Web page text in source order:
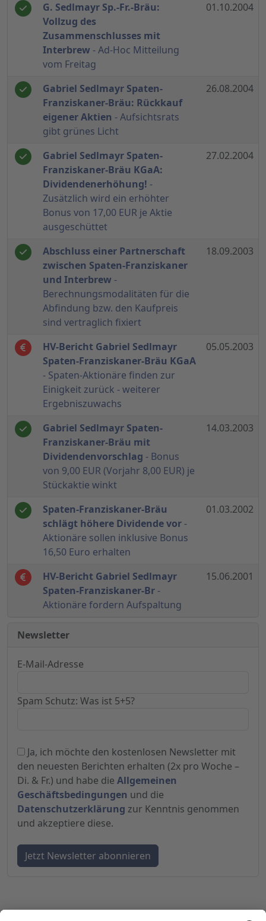
G. Sedlmayr Sp.-Fr.-Bräu:
Vollzug des
Zusammenschlusses mit
Interbrew- Ad-Hoc Mitteilung
vom Freitag
01.10.2004
Gabriel Sedlmayr Spaten-
Franziskaner-Bräu: Rückkauf
eigener Aktien - Aufsichtsrats
gibt grünes Licht
26.08.2004
Gabriel Sedlmayr Spaten-
Franziskaner-Bräu KGaA:
Dividendenerhöhung! -
Zusätzlich wird ein erhöhter
Bonus von 17,00 EUR je Aktie
ausgeschüttet
27.02.2004
Abschluss einer Partnerschaft
zwischen Spaten-Franziskaner
und Interbrew -
Berechnungsmodalitäten für die
Abfindung bzw. den Kaufpreis
sind vertraglich fixiert
18.09.2003
HV-Bericht Gabriel Sedlmayr
Spaten-Franziskaner-Bräu KGaA
- Spaten-Aktionäre finden zur
Einigkeit zurück - weiterer
Ergebniszuwachs
05.05.2003
Gabriel Sedlmayr Spaten-
Franziskaner-Bräu mit
Dividendenvorschlag - Bonus
von 9,00 EUR (Vorjahr 8,00 EUR) je
Stückaktie winkt
14.03.2003
Spaten-Franziskaner-Bräu
schlägt höhere Dividende vor-
Aktionäre sollen inklusive Bonus
16,50 Euro erhalten
01.03.2002
HV-Bericht Gabriel Sedlmayr
Spaten-Franziskaner-Br -
Aktionäre fordern Aufspaltung
15.06.2001
Newsletter
E-Mail-Adresse
Spam Schutz: Was ist 5+5?
Ja, ich möchte den kostenlosen Newsletter mit
den neuesten Berichten erhalten (2x pro Woche –
Di. & Fr.) und habe die Allgemeinen
Geschäftsbedingungen und die
Datenschutzerklärung zur Kenntnis genommen
und akzeptiere diese.